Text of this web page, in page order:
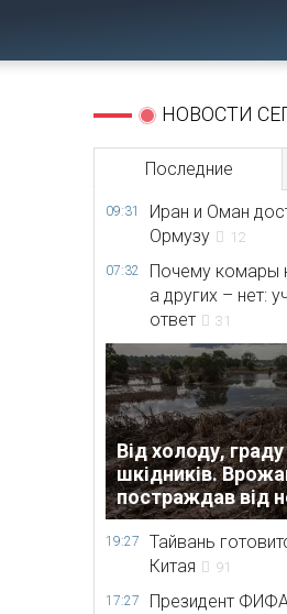
НОВОСТИ
Последние
09:31
Иран и Оман
Ормузу
12
07:32
Почему комары
а других – нет:
ответ
31
Від холоду,
шкідників.
постраждав від
19:27
Тайвань
Китая
91
17:27
Президент